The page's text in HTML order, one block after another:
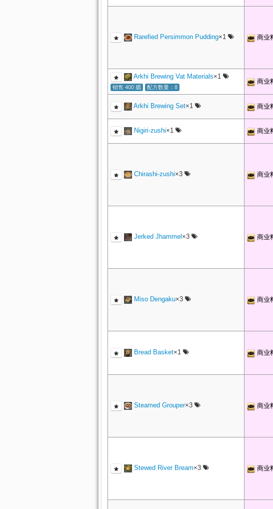
Rarefied Persimmon Pudding×1 商业
Arkhi Brewing Vat Materials×1
销售 400 腮 配方数量：8
商业
Arkhi Brewing Set×1 商业
Nigiri-zushi×1 商业
Chirashi-zushi×3 商业
Jerked Jhammel ×3 商业
Miso Dengaku×3 商业
Bread Basket×1 商业
Steamed Grouper×3 商业
Stewed River Bream×3 商业